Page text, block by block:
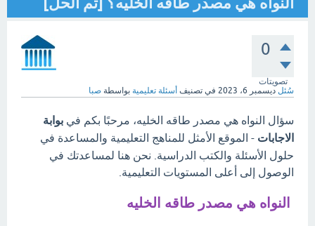
0
تصويتات
سُئل ديسمبر 6، 2023 في تصنيف أسئلة تعليمية بواسطة صبا
سؤال النواه هي مصدر طاقه الخليه، مرحبًا بكم في بوابة
الاجابات - الموقع الأمثل للمناهج التعليمية والمساعدة في
حلول الأسئلة والكتب الدراسية. نحن هنا لمساعدتك في
الوصول إلى أعلى المستويات التعليمية.
النواه هي مصدر طاقه الخليه